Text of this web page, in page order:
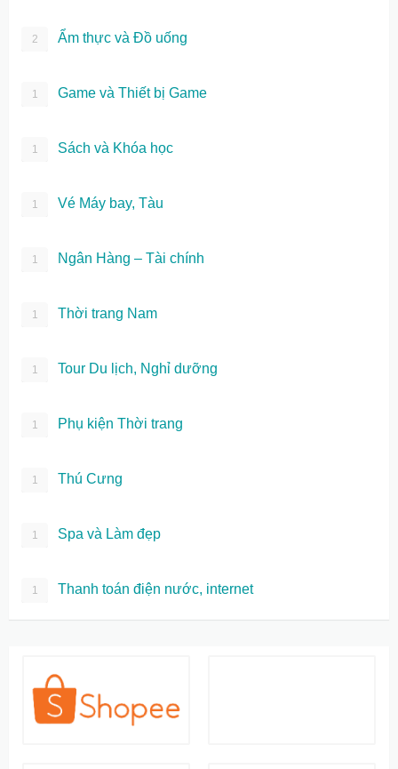
2 Ẩm thực và Đồ uống
1 Game và Thiết bị Game
1 Sách và Khóa học
1 Vé Máy bay, Tàu
1 Ngân Hàng – Tài chính
1 Thời trang Nam
1 Tour Du lịch, Nghỉ dưỡng
1 Phụ kiện Thời trang
1 Thú Cưng
1 Spa và Làm đẹp
1 Thanh toán điện nước, internet